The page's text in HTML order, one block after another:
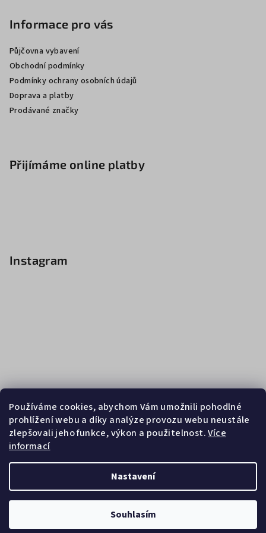
Používáme cookies, abychom Vám umožnili pohodlné
prohlížení webu a díky analýze provozu webu neustále
zlepšovali jeho funkce, výkon a použitelnost.Více
informací
Nastavení
Souhlasím
Informace pro vás
Půjčovna vybavení
Obchodní podmínky
Podmínky ochrany osobních údajů
Doprava a platby
Prodávané značky
Přijímáme online platby
Instagram
Sledovat na Instagramu
Vytvořil Shoptet